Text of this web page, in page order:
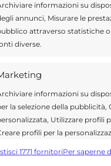
informazioni su
annunci, Misurare le
attraverso statistiche
diverse.
informazioni su
la selezione della
Utilizzare profili
profili per la
Utilizzare dati limitati per la
1771 fornitoriPer saperne
tappa su
Marina di
School vince
17 MAGGIO 2026
Marina di
Motyka Bike